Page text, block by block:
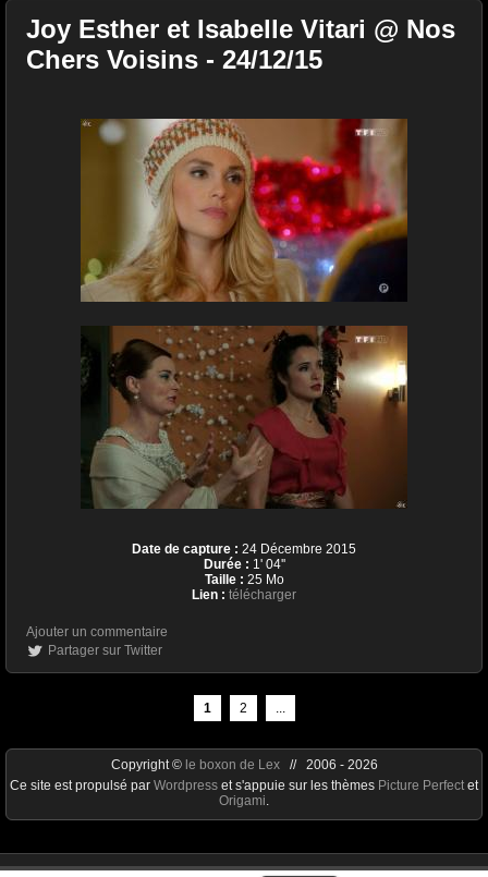
Joy Esther et Isabelle Vitari @ Nos
Chers Voisins - 24/12/15
Date de capture : 24 Décembre 2015
Durée : 1' 04''
Taille : 25 Mo
Lien : télécharger
Ajouter un commentaire
Partager sur Twitter
1 2 ...
Copyright © le boxon de Lex// 2006 - 2026
Ce site est propulsé par Wordpress et s'appuie sur les thèmes Picture Perfect et
Origami.